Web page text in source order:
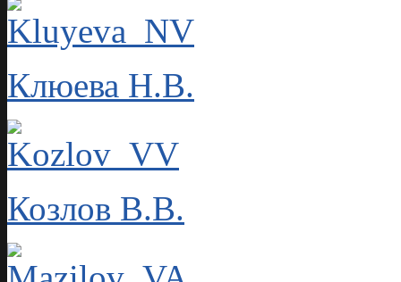
Клюева Н.В.
Козлов В.В.